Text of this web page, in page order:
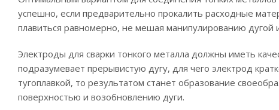
успешно, если предварительно прокалить расходные
плавиться равномерно, не мешая манипулированию
Электроды для сварки тонкого металла должны иметь
подразумевает прерывистую дугу, для чего электрод
тугоплавкой, то результатом станет образование
поверхностью и возобновлению дуги.